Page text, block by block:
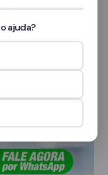
alcoolismo?
ajuda?